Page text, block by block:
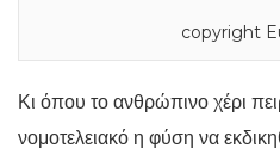
copyright
Κι όπου το ανθρώπινο χέρι
νομοτελειακό η φύση να